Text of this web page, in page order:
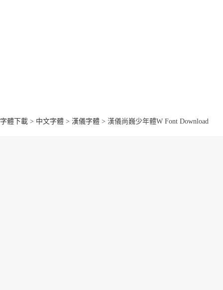
字體下載 > 中文字體 > 漢儀字體 > 漢儀尚巍少年體W Font Download